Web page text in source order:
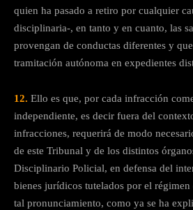
quien ha pasado a retiro por cualquier
disciplinaria-, en tanto y en cuanto, las
provengan de conductas diferentes y
tramitación autónoma en expedientes
12. Ello es que, por cada infracción
independiente, es decir fuera del
infracciones, requerirá de modo
de este Tribunal y de los distintos
Disciplinario Policial, en defensa del
bienes jurídicos tutelados por el
tal pronunciamiento, como ya se ha